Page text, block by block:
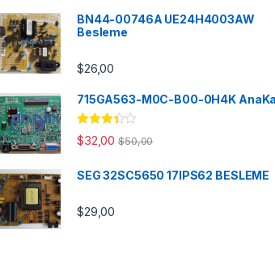
BN44-00746A UE24H4003AW
Besleme
$26,00
715GA563-M0C-B00-0H4K
5
üzerinde
oy aldı
$32,00 $50,00
SEG 32SC5650 17IPS62 BESLEME
$29,00